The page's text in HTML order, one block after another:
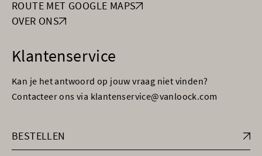
ROUTE MET GOOGLE MAPS
OVER ONS
Klantenservice
Kan je het antwoord op jouw vraag niet vinden?
Contacteer ons via klantenservice@vanloock.com
BESTELLEN